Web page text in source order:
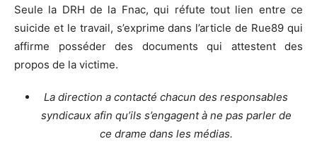
Seule la DRH de la Fnac, qui réfute tout lien entre ce
suicide et le travail, s’exprime dans l’article de Rue89 qui
affirme posséder des documents qui attestent des
propos de la victime.
La direction a contacté chacun des responsables
syndicaux afin qu’ils s’engagent à ne pas parler de
ce drame dans les médias.